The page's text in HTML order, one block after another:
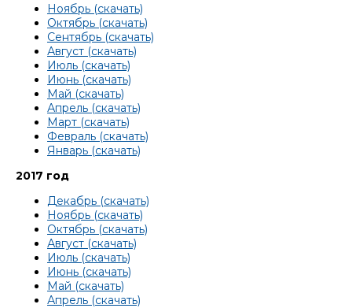
Ноябрь (скачать)
Октябрь (скачать)
Сентябрь (скачать)
Август (скачать)
Июль (скачать)
Июнь (скачать)
Май (скачать)
Апрель (скачать)
Март (скачать)
Февраль (скачать)
Январь (скачать)
2017 год
Декабрь (скачать)
Ноябрь (скачать)
Октябрь (скачать)
Август (скачать)
Июль (скачать)
Июнь (скачать)
Май (скачать)
Апрель (скачать)